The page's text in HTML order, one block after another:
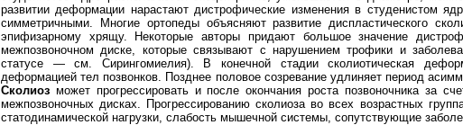
развитии деформации нарастают дистрофические изменения в студенистом
симметричными. Многие ортопеды объясняют развитие диспластического
эпифизарному хрящу. Некоторые авторы придают большое значение
межпозвоночном диске, которые связывают с нарушением трофики и
статусе — см. Сирингомиелия). В конечной стадии сколиотическая
деформацией тел позвонков. Позднее половое созревание удлиняет период
Сколиоз может прогрессировать и после окончания роста позвоночника за
межпозвоночных дисках. Прогрессированию сколиоза во всех возрастных
статодинамической нагрузки, слабость мышечной системы, сопутствующие